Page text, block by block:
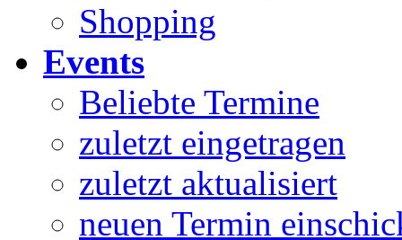
Shopping
Events
Beliebte Termine
zuletzt eingetragen
zuletzt aktualisiert
neuen Termin